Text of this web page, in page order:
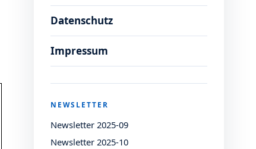
Datenschutz
Impressum
NEWSLETTER
Newsletter 2025-09
Newsletter 2025-10